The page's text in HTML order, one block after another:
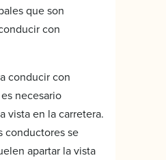
que son
con
conducir con
necesario
vista en la carretera.
conductores se
apartar la vista